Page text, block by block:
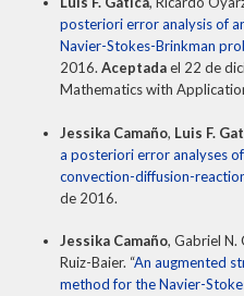
posteriori error analysis of
Navier-Stokes-Brinkman
2016. Aceptadael 22 de
Mathematics with
Jessika Camaño, Luis F.
a posteriori error analyses
convection-diffusion-
de 2016.
Jessika Camaño, Gabriel N.
Ruiz-Baier. “An augmented
method for the Navier-